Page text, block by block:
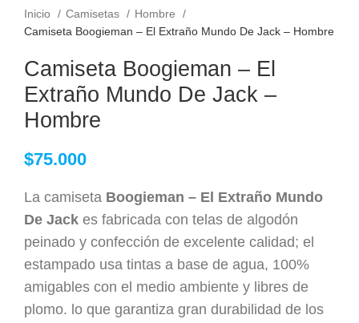
Inicio Camisetas
Hombre
Camiseta Boogieman – El Extraño Mundo De Jack – Hombre
Camiseta Boogieman – El
Extraño Mundo De Jack –
Hombre
$75.000
La camiseta Boogieman – El Extraño Mundo
De Jack es fabricada con telas de algodón
peinado y confección de excelente calidad; el
estampado usa tintas a base de agua, 100%
amigables con el medio ambiente y libres de
plomo. lo que garantiza gran durabilidad de los